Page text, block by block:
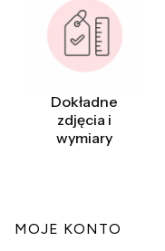
Dokładne
zdjęcia i
wymiary
Linki w stopce
MOJE KONTO